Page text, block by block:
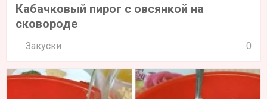
Кабачковый пирог с овсянкой на
сковороде
Закуски 0